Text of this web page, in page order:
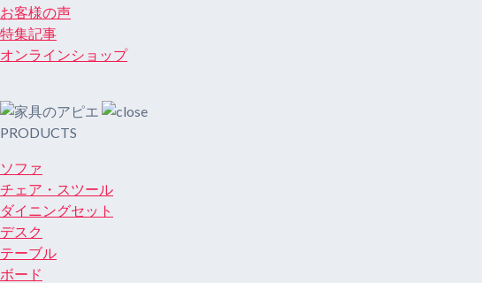
お客様の声
特集記事
オンラインショップ
PRODUCTS
ソファ
チェア・スツール
ダイニングセット
デスク
テーブル
ボード